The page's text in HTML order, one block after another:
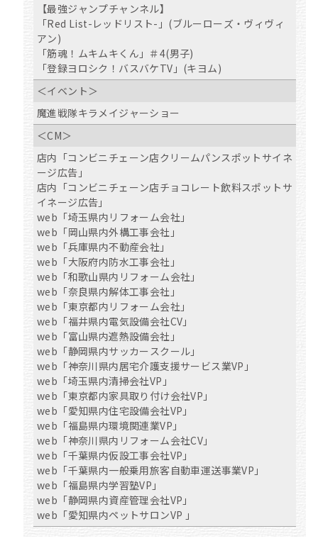
【最強ジャンプチャンネル】
「Red List-レッドリスト-」(ブルーローズ・ヴィヴィ
アン)
「筋魂！ムキムキくん」＃4(男子)
「登録ヨロシク！バスバケTV」(キヨム)
＜イベント＞
魔進戦隊キラメイジャーショー
＜CM＞
店内「コンビニチェーン店クリームパンスポットサイネ
ージ広告」
店内「コンビニチェーン店チョコレート飲料スポットサ
イネージ広告」
web「埼玉県内リフォーム会社」
web「岡山県内外構工事会社」
web「兵庫県内不動産会社」
web「大阪府内防水工事会社」
web「和歌山県内リフォーム会社」
web「奈良県内解体工事会社」
web「東京都内リフォーム会社」
web「福井県内電気設備会社CV」
web「富山県内遮熱設備会社」
web「静岡県内サッカースクール」
web「神奈川県内居宅介護支援サービス業VP」
web「埼玉県内清掃会社VP」
web「東京都内家具取り付け会社VP」
web「愛知県内住宅設備会社VP」
web「福島県内環境関連業VP」
web「神奈川県内リフォーム会社CV」
web「千葉県内仮設工事会社VP」
web「千葉県内一般乗用旅客自動車運送事業VP」
web「福島県内学習塾VP」
web「静岡県内資産管理会社VP」
web「愛知県内ペットサロンVP 」